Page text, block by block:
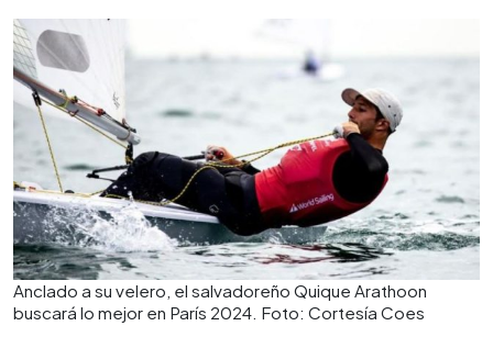
Anclado a su velero, el salvadoreño Quique Arathoon
buscará lo mejor en París 2024. Foto: Cortesía Coes